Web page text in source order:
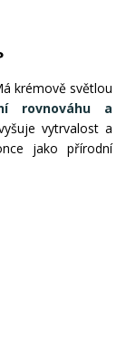
krémově světlou
rovnováhu a
vytrvalost a
jako přírodní